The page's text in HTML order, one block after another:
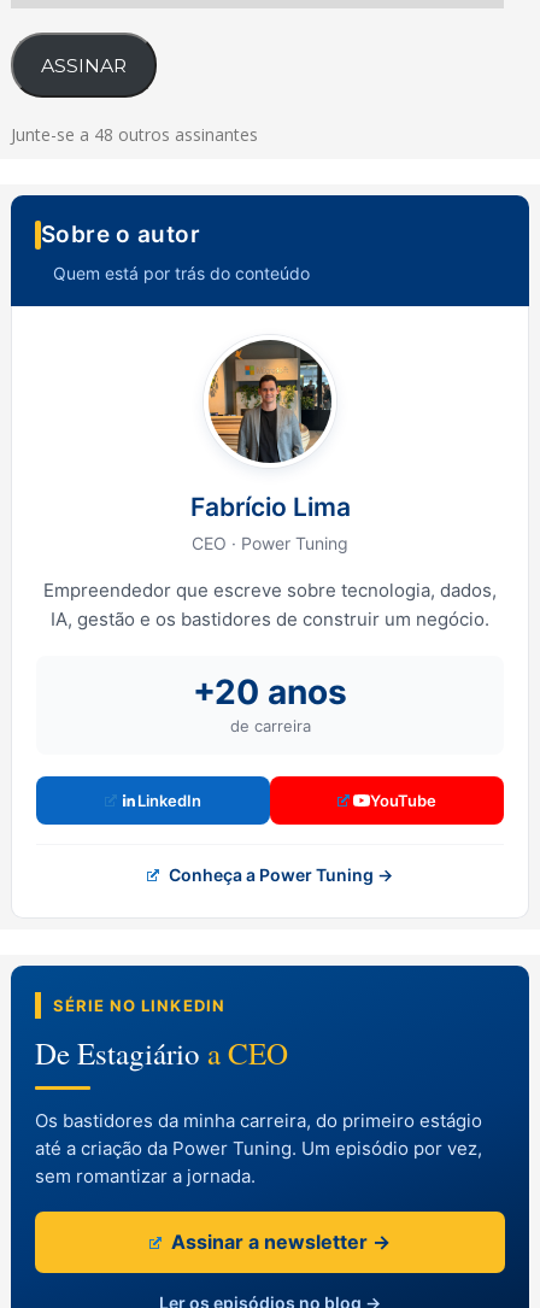
e-
mail
ASSINAR
Junte-se a 48 outros assinantes
Sobre o autor
Quem está por trás do conteúdo
Fabrício Lima
CEO · Power Tuning
Empreendedor que escreve sobre tecnologia, dados,
IA, gestão e os bastidores de construir um negócio.
+20 anos
de carreira
LinkedIn YouTube
Conheça a Power Tuning →
SÉRIE NO LINKEDIN
De Estagiário a CEO
Os bastidores da minha carreira, do primeiro estágio
até a criação da Power Tuning. Um episódio por vez,
sem romantizar a jornada.
Assinar a newsletter →
Ler os episódios no blog →